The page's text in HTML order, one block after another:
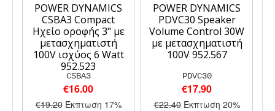
POWER DYNAMICS
CSBA3 Compact
Ηχείο οροφής 3" με
μετασχηματιστή
100V ισχύος 6 Watt
952.523
CSBA3
€16.00
€19.20 Έκπτωση 17%
POWER DYNAMICS
PDVC30 Speaker
Volume Control 30W
με μετασχηματιστή
100V 952.567
PDVC30
€17.90
€22.40 Έκπτωση 20%